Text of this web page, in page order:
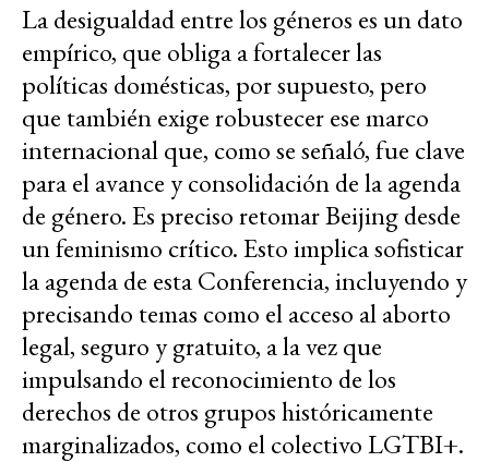
La desigualdad entre los géneros es un dato
empírico, que obliga a fortalecer las
políticas domésticas, por supuesto, pero
que también exige robustecer ese marco
internacional que, como se señaló, fue clave
para el avance y consolidación de la agenda
de género. Es preciso retomar Beijing desde
un feminismo crítico. Esto implica sofisticar
la agenda de esta Conferencia, incluyendo y
precisando temas como el acceso al aborto
legal, seguro y gratuito, a la vez que
impulsando el reconocimiento de los
derechos de otros grupos históricamente
marginalizados, como el colectivo LGTBI+.